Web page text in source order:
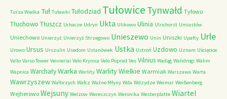
Turza Wielka Tuł Tuławki Tułodziad Tułowice Tynwałd Tyłowo
Tłuchowo Tłuszcz Uchacze Udryn Ukta Ulikowo Ulinia Ulrichorst Umiastów
Uniechowo Unierzyż Unierzyż Strzegowo Unieszewo Unin Uniszki Upałty Urle
Urowo Ursus Urszulin Usedom Ustanówek Ustka Ustroń Uzdowo Uznam Uścięcice
Vallo Varso Tower Veivieriai Velo Krynica Velo Poprad Ves Vilnius Wadąg Walidrogi Walim
Wapnica WarchałyWarka Warlity Warlity Wielkie Warmiak Warszawa Warta
Wawrzyszew Wałbrzych Wałcz Ważne Młyny Wda Wdzydze Weimar Weißenberg
Wejherowo Wejsuny Welzow Wereszczyn Weronika Westerplatte Wiartel